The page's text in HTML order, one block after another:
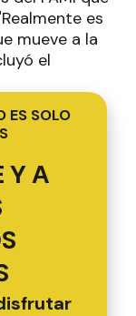
es
mueve a la
el
ES SOLO
Y A